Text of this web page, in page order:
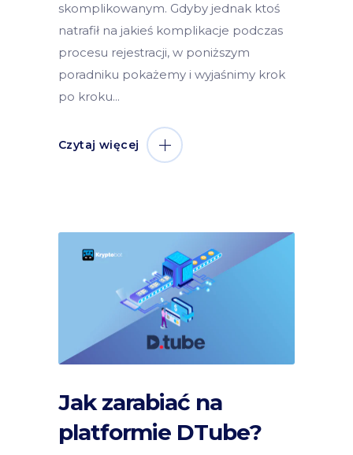
skomplikowanym. Gdyby jednak ktoś
natrafił na jakieś komplikacje podczas
procesu rejestracji, w poniższym
poradniku pokażemy i wyjaśnimy krok
po kroku
Czytaj więcej
Jak zarabiać na
platformie DTube?